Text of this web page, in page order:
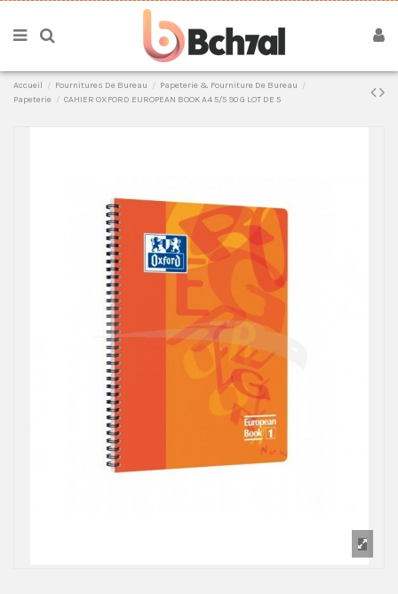
Accueil Fournitures De Bureau
Papeterie & Fourniture De Bureau
Papeterie
CAHIER OXFORD EUROPEAN BOOK A4 5/5 90 G LOT DE 5